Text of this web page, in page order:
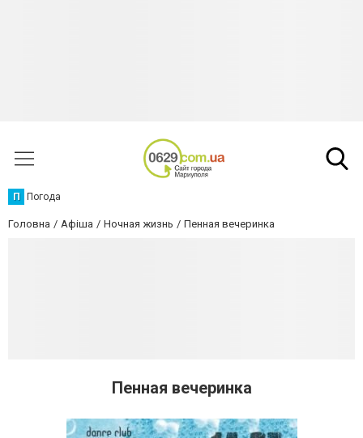
П Погода
Головна Афіша Ночная жизнь Пенная вечеринка
Пенная вечеринка